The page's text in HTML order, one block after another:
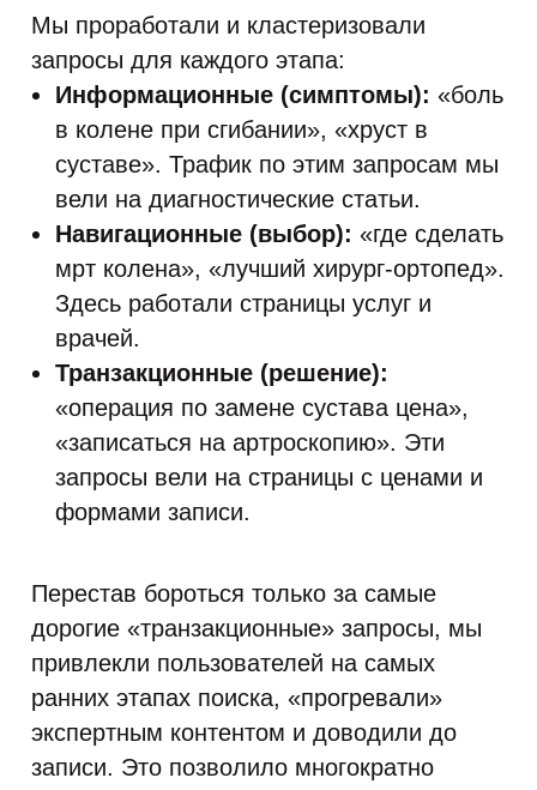
Мы проработали и кластеризовали
запросы для каждого этапа:
Информационные (симптомы): «боль
в колене при сгибании», «хруст в
суставе». Трафик по этим запросам мы
вели на диагностические статьи.
Навигационные (выбор): «где сделать
мрт колена», «лучший хирург-ортопед».
Здесь работали страницы услуг и
врачей.
Транзакционные (решение):
«операция по замене сустава цена»,
«записаться на артроскопию». Эти
запросы вели на страницы с ценами и
формами записи.
Перестав бороться только за самые
дорогие «транзакционные» запросы, мы
привлекли пользователей на самых
ранних этапах поиска, «прогревали»
экспертным контентом и доводили до
записи. Это позволило многократно